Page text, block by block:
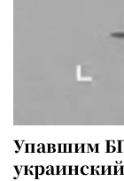
Упавшим